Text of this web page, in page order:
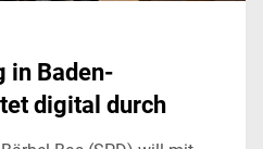
in Baden-
digital durch